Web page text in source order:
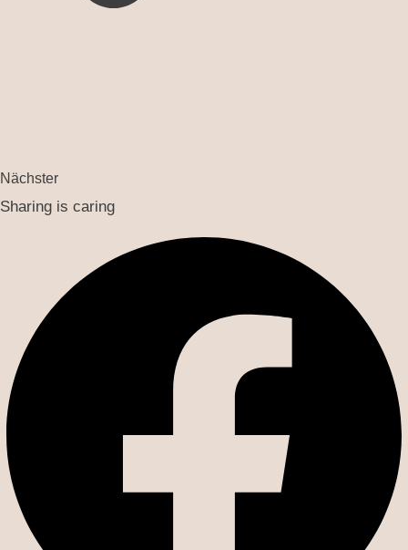
Nächster
Sharing is caring